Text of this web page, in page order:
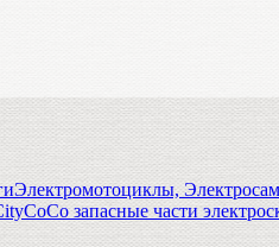
Электромотоциклы,
запасные части